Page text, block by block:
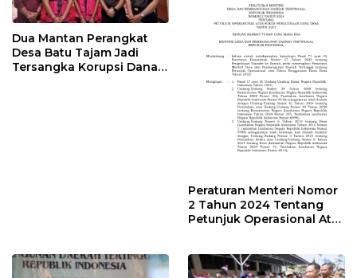
Dua Mantan Perangkat
Desa Batu Tajam Jadi
Tersangka Korupsi Dana
Peraturan Menteri Nomor
2 Tahun 2024 Tentang
Petunjuk Operasional Atas